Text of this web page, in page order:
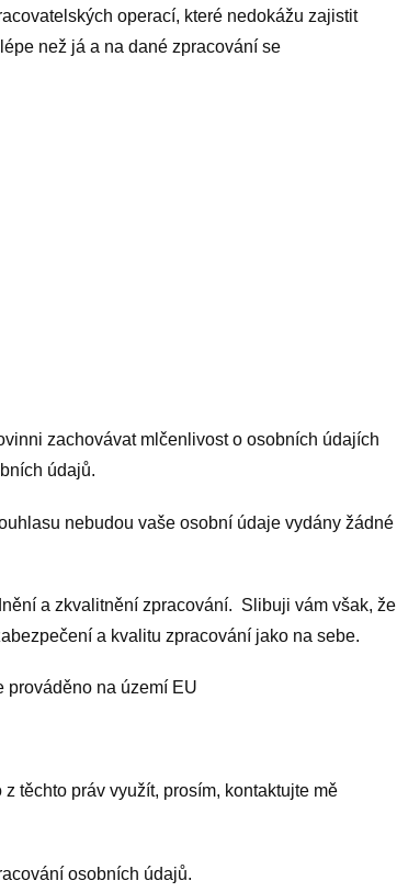
operací, které nedokážu zajistit
než já a na dané zpracování se
zachovávat mlčenlivost o osobních údajích
údajů.
nebudou vaše osobní údaje vydány žádné
a zkvalitnění zpracování. Slibuji vám však, že
a kvalitu zpracování jako na sebe.
prováděno na území EU
těchto práv využít, prosím, kontaktujte mě
osobních údajů.